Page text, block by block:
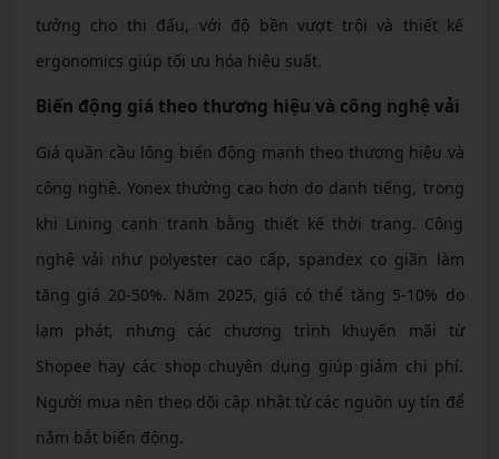
tưởng cho thi đấu, với độ bền vượt trội và thiết kế
ergonomics giúp tối ưu hóa hiệu suất.
Biến động giá theo thương hiệu và công nghệ vải
Giá quần cầu lông biến động mạnh theo thương hiệu và
công nghệ. Yonex thường cao hơn do danh tiếng, trong
khi Lining cạnh tranh bằng thiết kế thời trang. Công
nghệ vải như polyester cao cấp, spandex co giãn làm
tăng giá 20-50%. Năm 2025, giá có thể tăng 5-10% do
lạm phát, nhưng các chương trình khuyến mãi từ
Shopee hay các shop chuyên dụng giúp giảm chi phí.
Người mua nên theo dõi cập nhật từ các nguồn uy tín để
nắm bắt biến động.